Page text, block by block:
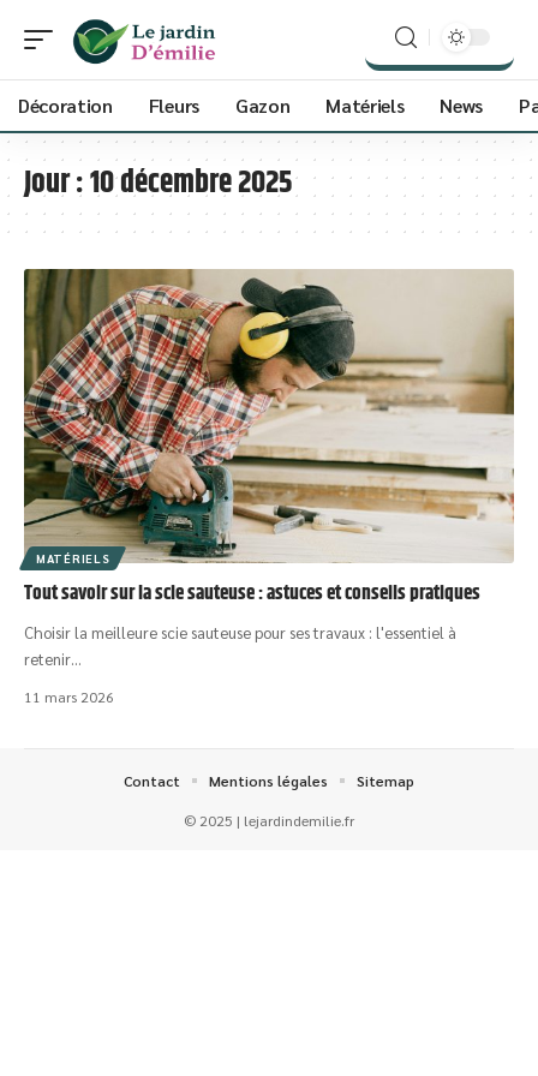
Décoration Fleurs Gazon Matériels News
Jour :10 décembre 2025
MATÉRIELS
Tout savoir sur la scie sauteuse : astuces et conseils pratiques
Choisir la meilleure scie sauteuse pour ses travaux : l'essentiel à
retenir…
11 mars 2026
© 2025 | lejardindemilie.fr
Contact Mentions légales Sitemap